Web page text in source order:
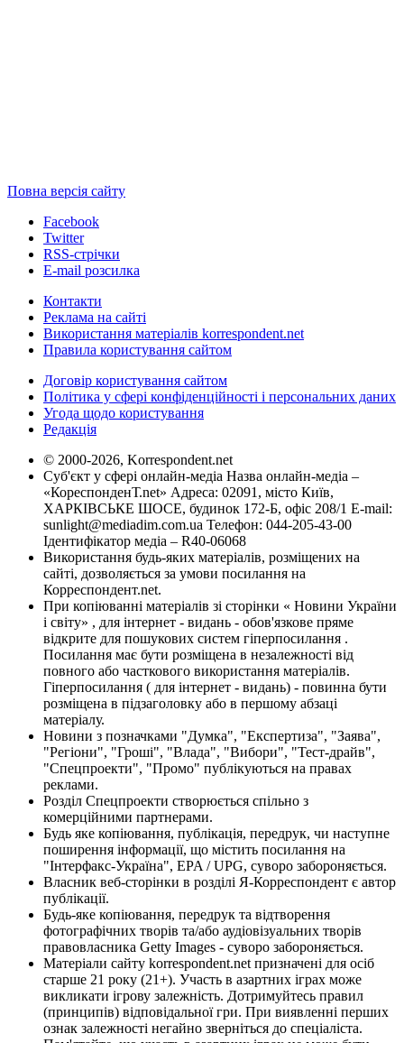
Повна версія сайту
Facebook
Twitter
RSS-стрічки
E-mail розсилка
Контакти
Реклама на сайті
Використання матеріалів korrespondent.net
Правила користування сайтом
Договір користування сайтом
Політика у сфері конфіденційності і персональних даних
Угода щодо користування
Редакція
© 2000-2026, Korrespondent.net
Суб'єкт у сфері онлайн-медіа Назва онлайн-медіа –
«КореспонденТ.net» Адреса: 02091, місто Київ,
ХАРКІВСЬКЕ ШОСЕ, будинок 172-Б, офіс 208/1 E-mail:
sunlight@mediadim.com.ua Телефон: 044-205-43-00
Ідентифікатор медіа – R40-06068
Використання будь-яких матеріалів, розміщених на
сайті, дозволяється за умови посилання на
Корреспондент.net.
При копіюванні матеріалів зі сторінки « Новини України
і світу» , для інтернет - видань - обов'язкове пряме
відкрите для пошукових систем гіперпосилання .
Посилання має бути розміщена в незалежності від
повного або часткового використання матеріалів.
Гіперпосилання ( для інтернет - видань) - повинна бути
розміщена в підзаголовку або в першому абзаці
матеріалу.
Новини з позначками "Думка", "Експертиза", "Заява",
"Регіони", "Гроші", "Влада", "Вибори", "Тест-драйв",
"Спецпроекти", "Промо" публікуються на правах
реклами.
Розділ Спецпроекти створюється спільно з
комерційними партнерами.
Будь яке копіювання, публікація, передрук, чи наступне
поширення інформації, що містить посилання на
"Інтерфакс-Україна", EPA / UPG, суворо забороняється.
Власник веб-сторінки в розділі Я-Корреспондент є автор
публікації.
Будь-яке копіювання, передрук та відтворення
фотографічних творів та/або аудіовізуальних творів
правовласника Getty Images - суворо забороняється.
Матеріали сайту korrespondent.net призначені для осіб
старше 21 року (21+). Участь в азартних іграх може
викликати ігрову залежність. Дотримуйтесь правил
(принципів) відповідальної гри. При виявленні перших
ознак залежності негайно зверніться до спеціаліста.